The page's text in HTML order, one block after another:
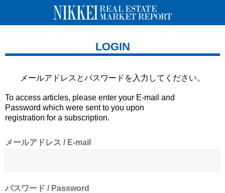
LOGIN
メールアドレスとパスワードを 入力してください。
To access articles, please enter your E-mail and
Password which were sent to you upon
registration for a subscription.
メールアドレス / E-mail
パスワード / Password